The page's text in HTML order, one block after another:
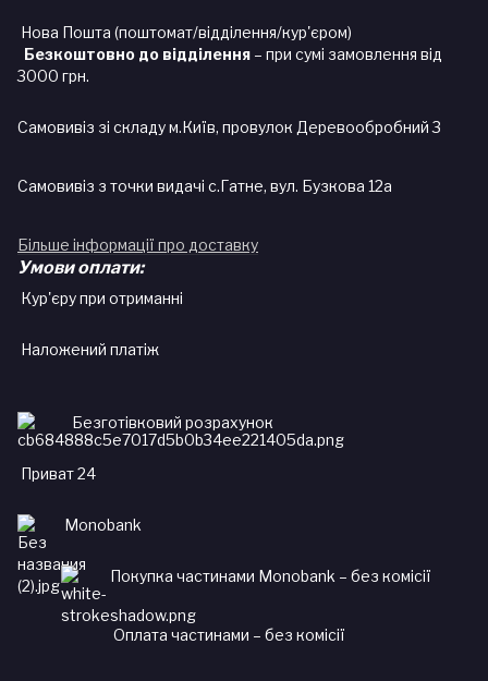
Нова Пошта (поштомат/відділення/кур'єром)
Безкоштовно до відділення – при сумі замовлення від
3000 грн.
Самовивіз зі складу м.Київ, провулок Деревообробний 3
Самовивіз з точки видачі с.Гатне, вул. Бузкова 12а
Більше інформації про доставку
Умови оплати:
Кур'єру при отриманні
Наложений платіж
Безготівковий розрахунок
Приват 24
Monobank
Покупка частинами Monobank – без комісії
Оплата частинами – без комісії